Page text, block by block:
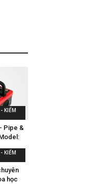
KIỂM
Pipe &
KIỂM
học